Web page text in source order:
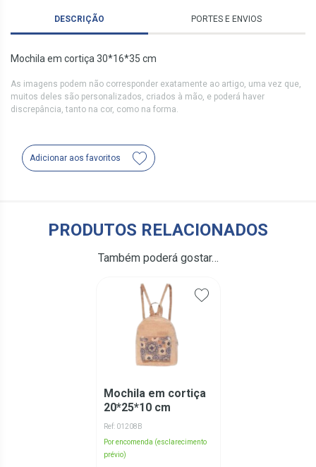
DESCRIÇÃO PORTES E ENVIOS
Mochila em cortiça 30*16*35 cm
As imagens podem não corresponder exatamente ao artigo, uma vez que,
muitos deles são personalizados, criados à mão, e poderá haver
discrepância, tanto na cor, como na forma.
Adicionar aos favoritos
PRODUTOS RELACIONADOS
Também poderá gostar…
Mochila em cortiça
20*25*10 cm
Ref: 01208B
Por encomenda (esclarecimento
prévio)